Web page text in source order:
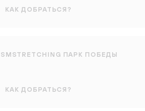
КАК ДОБРАТЬСЯ?
SMSTRETCHING ПАРК ПОБЕДЫ
КАК ДОБРАТЬСЯ?